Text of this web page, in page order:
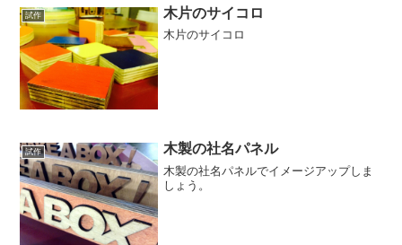
試作 木片のサイコロ
木片のサイコロ
試作 木製の社名パネル
木製の社名パネルでイメージアップしま
しょう。